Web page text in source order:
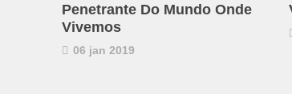
Penetrante Do Mundo Onde
Vivemos
06 jan 2019